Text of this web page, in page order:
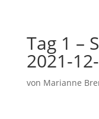
Tag 1 –
2021-
von Marianne